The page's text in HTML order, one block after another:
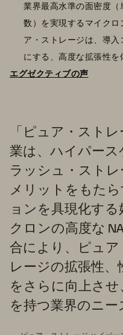
業界最高水準の面密度（
数）を実現するマイクロ
ア・ストレージは、導
にする、高度な拡張性を
エグゼクティブの声
「ピュア・スト
業は、ハイパー
ラッシュ・スト
メリットをもた
ョンを具現化す
クロンの高度な
合により、ピュ
レージの拡張性
をさらに向上さ
を持つ業界のニー